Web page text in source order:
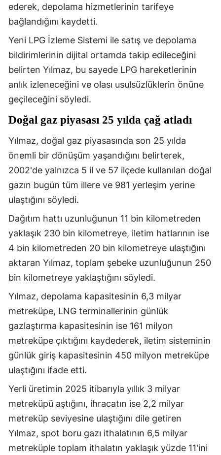
ederek, depolama hizmetlerinin tarifeye
bağlandığını kaydetti.
Yeni LPG İzleme Sistemi ile satış ve depolama
bildirimlerinin dijital ortamda takip edileceğini
belirten Yılmaz, bu sayede LPG hareketlerinin
anlık izleneceğini ve olası usulsüzlüklerin önüne
geçileceğini söyledi.
Doğal gaz piyasası 25 yılda çağ atladı
Yılmaz, doğal gaz piyasasında son 25 yılda
önemli bir dönüşüm yaşandığını belirterek,
2002'de yalnızca 5 il ve 57 ilçede kullanılan doğal
gazın bugün tüm illere ve 981 yerleşim yerine
ulaştığını söyledi.
Dağıtım hattı uzunluğunun 11 bin kilometreden
yaklaşık 230 bin kilometreye, iletim hatlarının ise
4 bin kilometreden 20 bin kilometreye ulaştığını
aktaran Yılmaz, toplam şebeke uzunluğunun 250
bin kilometreye yaklaştığını söyledi.
Yılmaz, depolama kapasitesinin 6,3 milyar
metreküpe, LNG terminallerinin günlük
gazlaştırma kapasitesinin ise 161 milyon
metreküpe çıktığını kaydederek, iletim sisteminin
günlük giriş kapasitesinin 450 milyon metreküpe
ulaştığını ifade etti.
Yerli üretimin 2025 itibarıyla yıllık 3 milyar
metreküpü aştığını, ihracatın ise 2,2 milyar
metreküp seviyesine ulaştığını dile getiren
Yılmaz, spot boru gazı ithalatının 6,5 milyar
metreküple toplam ithalatın yaklaşık yüzde 11'ini